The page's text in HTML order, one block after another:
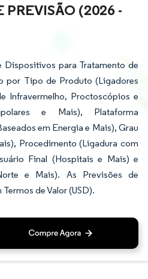
PREVISÃO (2026 -
para Tratamento de
por Tipo de Produto (Ligadores
Infravermelho, Proctoscópios e
e Mais), Plataforma
em Energia e Mais), Grau
Procedimento (Ligadura com
Final (Hospitais e Mais) e
e Mais). As Previsões de
de Valor (USD).